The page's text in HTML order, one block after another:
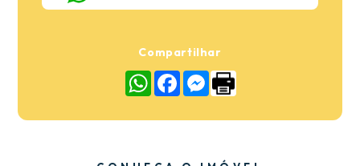
Compartilhar
WhatsApp
FacebookMessenger